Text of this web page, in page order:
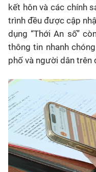
kết hôn và các chính
trình đều được cập
dụng “Thới An số”
thông tin nhanh
phố và người dân trên